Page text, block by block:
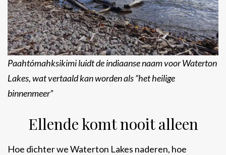
Paahtómahksikimi luidt de indiaanse naam voor Waterton
Lakes, wat vertaald kan worden als “het heilige
binnenmeer”
Ellende komt nooit alleen
Hoe dichter we Waterton Lakes naderen, hoe